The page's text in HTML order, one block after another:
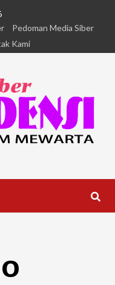
Pedoman Media Siber
Kami